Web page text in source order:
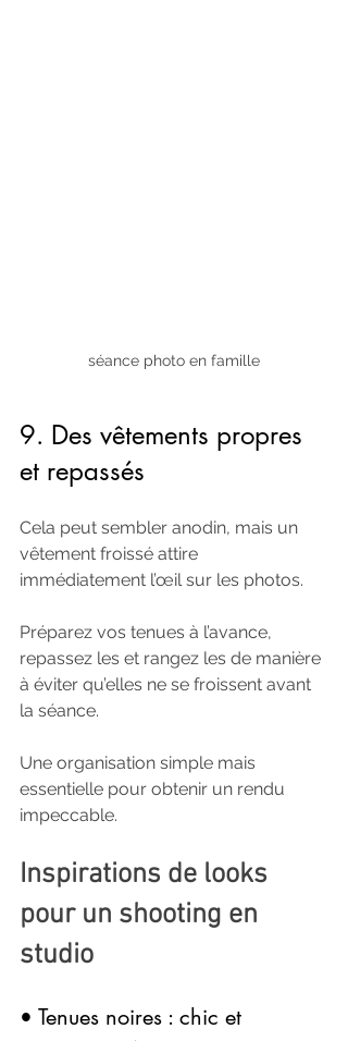
séance photo en famille
9. Des vêtements propres
et repassés
Cela peut sembler anodin, mais un
vêtement froissé attire
immédiatement l’œil sur les photos.
Préparez vos tenues à l’avance,
repassez les et rangez les de manière
à éviter qu’elles ne se froissent avant
la séance.
Une organisation simple mais
essentielle pour obtenir un rendu
impeccable.
Inspirations de looks
pour un shooting en
studio
• Tenues noires : chic et